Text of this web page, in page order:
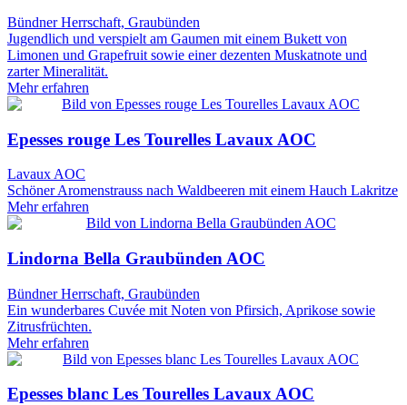
Bündner Herrschaft, Graubünden
Jugendlich und verspielt am Gaumen mit einem Bukett von
Limonen und Grapefruit sowie einer dezenten Muskatnote und
zarter Mineralität.
Mehr erfahren
Epesses rouge Les Tourelles Lavaux AOC
Lavaux AOC
Schöner Aromenstrauss nach Waldbeeren mit einem Hauch Lakritze
Mehr erfahren
Lindorna Bella Graubünden AOC
Bündner Herrschaft, Graubünden
Ein wunderbares Cuvée mit Noten von Pfirsich, Aprikose sowie
Zitrusfrüchten.
Mehr erfahren
Epesses blanc Les Tourelles Lavaux AOC